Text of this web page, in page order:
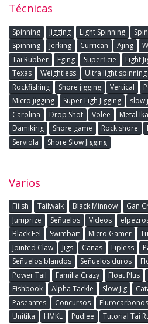
Técnicas
Spinning Jigging Light Spinning
Spinning
Jerking Currican Ajing
Tai Rubber
Eging Superficie Light
Texas
Weightless Ultra light spinning
Rockfishing
Shore jigging Vertical
Micro jigging
Super Ligh Jigging slow
Carolina
Drop Shot Volee Metal Ika
Damikirig
Shore game Rock shore
Serviola
Shore Slow Jigging
Varios
Fiiish Tailwalk Black Minnow Gan
Jumprize
Señuelos Videos
Black Eel
Swimbait Micro Gamer
Jointed Claw
Jigs Cañas Lipless
Señuelos blandos
Señuelos duros
Power Tail
Familia Crazy Float Plus
Fishbook
Alpha Tackle Slow Jig
Paseantes
Concursos Flurocarbonos
Unitika
HMKL Pudlee Tutorial Tai